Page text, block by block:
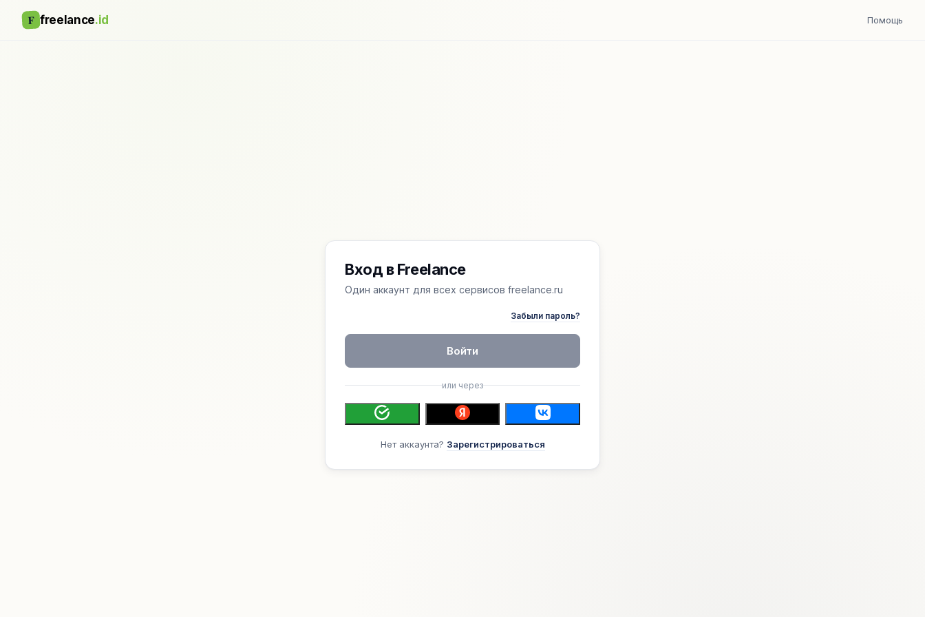
F freelance.id Помощь
Вход в Freelance
Один аккаунт для всех сервисов freelance.ru
Забыли пароль?
Войти
или через
Нет аккаунта? Зарегистрироваться